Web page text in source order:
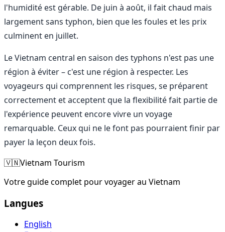
l'humidité est gérable. De juin à août, il fait chaud mais
largement sans typhon, bien que les foules et les prix
culminent en juillet.
Le Vietnam central en saison des typhons n'est pas une
région à éviter – c'est une région à respecter. Les
voyageurs qui comprennent les risques, se préparent
correctement et acceptent que la flexibilité fait partie de
l'expérience peuvent encore vivre un voyage
remarquable. Ceux qui ne le font pas pourraient finir par
payer la leçon deux fois.
🇻🇳Vietnam Tourism
Votre guide complet pour voyager au Vietnam
Langues
English